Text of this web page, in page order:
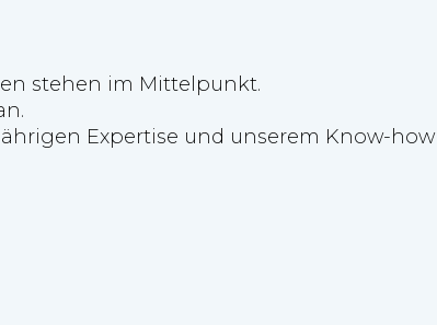
stehen im Mittelpunkt.
Expertise und unserem Know-how